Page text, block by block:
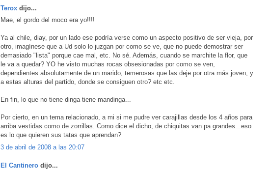
Terox dijo...
Mae, el gordo del moco era yo!!!!
Ya al chile, diay, por un lado ese podría verse como un aspecto positivo de ser vieja, por
otro, imagínese que a Ud solo lo juzgan por como se ve, que no puede demostrar ser
demasiado "lista" porque cae mal, etc. No sé. Además, cuando se marchite la flor, que
le va a quedar? YO he visto muchas rocas obsesionadas por como se ven,
dependientes absolutamente de un marido, temerosas que las deje por otra más joven, y
a estas alturas del partido, donde se consiguen otro? etc etc.
En fin, lo que no tiene dinga tiene mandinga...
Por cierto, en un tema relacionado, a mi si me pudre ver carajillas desde los 4 años para
arriba vestidas como de zorrillas. Como dice el dicho, de chiquitas van pa grandes...eso
es lo que quieren sus tatas que aprendan?
3 de abril de 2008 a las 20:07
El Cantinero dijo...